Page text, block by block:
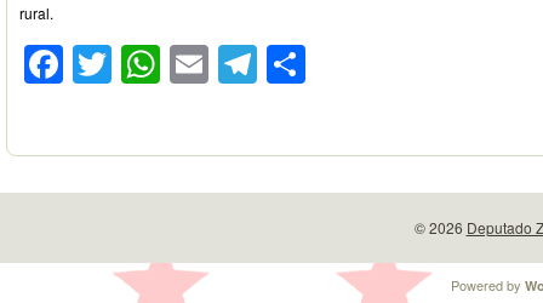
rural.
Facebook
Twitter
WhatsApp
EmailTelegram
© 2026 Deputado
Powered by